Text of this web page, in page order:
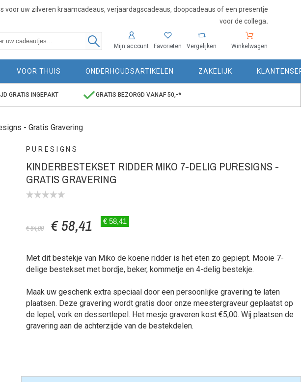
voor uw zilveren kraamcadeaus, verjaardagscadeaus, doopcadeaus of een presentje
voor de collega.
Mijn account Favorieten Vergelijken Winkelwagen
VOOR THUIS ONDERHOUDSARTIKELEN ZAKELIJK
GRATIS INGEPAKT GRATIS BEZORGD VANAF 50,-*
- Gratis Gravering
PURESIGNS
KINDERBESTEKSET RIDDER MIKO 7-DELIG PURESIGNS -
GRATIS GRAVERING
€ 64,90 € 58,41 € 58,41
Met dit bestekje van Miko de koene ridder is het eten zo gepiept. Mooie 7-
delige bestekset met bordje, beker, kommetje en 4-delig bestekje.
Maak uw geschenk extra speciaal door een persoonlijke gravering te laten
plaatsen. Deze gravering wordt gratis door onze meestergraveur geplaatst op
de lepel, vork en dessertlepel. Het mesje graveren kost €5,00. Wij plaatsen de
gravering aan de achterzijde van de bestekdelen.